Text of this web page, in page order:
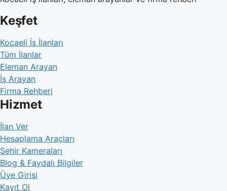
Keşfet
Kocaeli İş İlanları
Tüm İlanlar
Eleman Arayan
İş Arayan
Firma Rehberi
Hizmet
İlan Ver
Hesaplama Araçları
Şehir Kameraları
Blog & Faydalı Bilgiler
Üye Girişi
Kayıt Ol